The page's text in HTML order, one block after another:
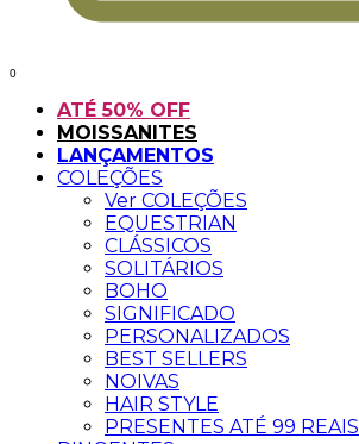
0
ATÉ 50% OFF
MOISSANITES
LANÇAMENTOS
COLEÇÕES
Ver COLEÇÕES
EQUESTRIAN
CLÁSSICOS
SOLITÁRIOS
BOHO
SIGNIFICADO
PERSONALIZADOS
BEST SELLERS
NOIVAS
HAIR STYLE
PRESENTES ATÉ 99 REAIS